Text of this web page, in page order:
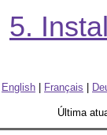
5.
English Français
Última